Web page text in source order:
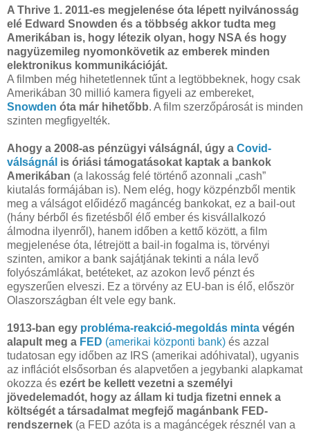
A Thrive 1. 2011-es megjelenése óta lépett nyilvánosság
elé Edward Snowden és a többség akkor tudta meg
Amerikában is, hogy létezik olyan, hogy NSA és hogy
nagyüzemileg nyomonkövetik az emberek minden
elektronikus kommunikációját.
A filmben még hihetetlennek tűnt a legtöbbeknek, hogy csak
Amerikában 30 millió kamera figyeli az embereket,
Snowden óta már hihetőbb. A film szerzőpárosát is minden
szinten megfigyelték.
Ahogy a 2008-as pénzügyi válságnál, úgy a Covid-
válságnál is óriási támogatásokat kaptak a bankok
Amerikában (a lakosság felé történő azonnali „cash”
kiutalás formájában is). Nem elég, hogy közpénzből mentik
meg a válságot előidéző magáncég bankokat, ez a bail-out
(hány bérből és fizetésből élő ember és kisvállalkozó
álmodna ilyenről), hanem időben a kettő között, a film
megjelenése óta, létrejött a bail-in fogalma is, törvényi
szinten, amikor a bank sajátjának tekinti a nála levő
folyószámlákat, betéteket, az azokon levő pénzt és
egyszerűen elveszi. Ez a törvény az EU-ban is élő, először
Olaszországban élt vele egy bank.
1913-ban egy probléma-reakció-megoldás minta végén
alapult meg a FED (amerikai központi bank) és azzal
tudatosan egy időben az IRS (amerikai adóhivatal), ugyanis
az inflációt elsősorban és alapvetően a jegybanki alapkamat
okozza és ezért be kellett vezetni a személyi
jövedelemadót, hogy az állam ki tudja fizetni ennek a
költségét a társadalmat megfejő magánbank FED-
rendszernek (a FED azóta is a magáncégek résznél van a